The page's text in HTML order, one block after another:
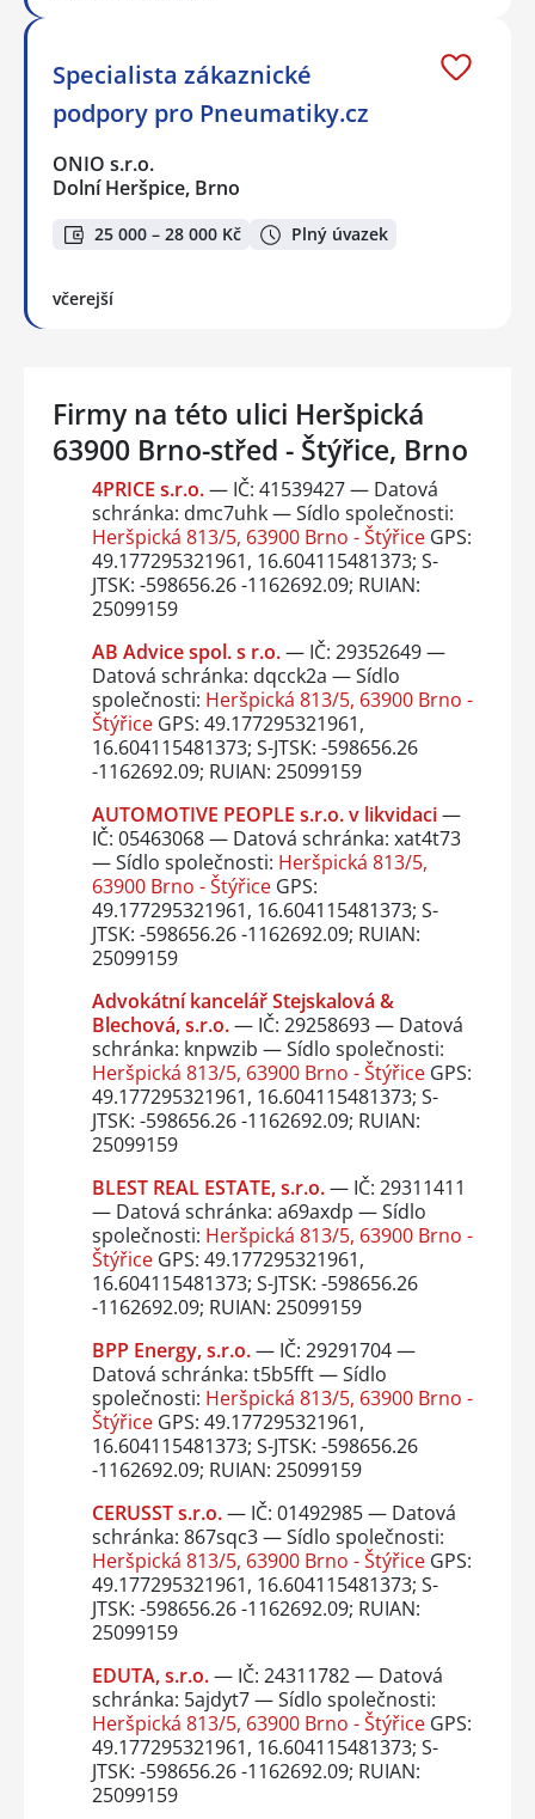
Specialista zákaznické
podpory pro Pneumatiky.cz
ONIO s.r.o.
Dolní Heršpice, Brno
25 000 – 28 000 Kč Plný úvazek
včerejší
Firmy na této ulici Heršpická
63900 Brno-střed - Štýřice, Brno
4PRICE s.r.o.— IČ: 41539427 — Datová
schránka: dmc7uhk — Sídlo společnosti:
Heršpická 813/5, 63900 Brno - ŠtýřiceGPS:
49.177295321961, 16.604115481373; S-
JTSK: -598656.26 -1162692.09; RUIAN:
25099159
AB Advice spol. s r.o.— IČ: 29352649 —
Datová schránka: dqcck2a — Sídlo
společnosti: Heršpická 813/5, 63900 Brno -
ŠtýřiceGPS: 49.177295321961,
16.604115481373; S-JTSK: -598656.26
-1162692.09; RUIAN: 25099159
AUTOMOTIVE PEOPLE s.r.o. v likvidaci—
IČ: 05463068 — Datová schránka: xat4t73
— Sídlo společnosti: Heršpická 813/5,
63900 Brno - ŠtýřiceGPS:
49.177295321961, 16.604115481373; S-
JTSK: -598656.26 -1162692.09; RUIAN:
25099159
Advokátní kancelář Stejskalová &
Blechová, s.r.o.— IČ: 29258693 — Datová
schránka: knpwzib — Sídlo společnosti:
Heršpická 813/5, 63900 Brno - ŠtýřiceGPS:
49.177295321961, 16.604115481373; S-
JTSK: -598656.26 -1162692.09; RUIAN:
25099159
BLEST REAL ESTATE, s.r.o.— IČ: 29311411
— Datová schránka: a69axdp — Sídlo
společnosti: Heršpická 813/5, 63900 Brno -
ŠtýřiceGPS: 49.177295321961,
16.604115481373; S-JTSK: -598656.26
-1162692.09; RUIAN: 25099159
BPP Energy, s.r.o.— IČ: 29291704 —
Datová schránka: t5b5fft — Sídlo
společnosti: Heršpická 813/5, 63900 Brno -
ŠtýřiceGPS: 49.177295321961,
16.604115481373; S-JTSK: -598656.26
-1162692.09; RUIAN: 25099159
CERUSST s.r.o.— IČ: 01492985 — Datová
schránka: 867sqc3 — Sídlo společnosti:
Heršpická 813/5, 63900 Brno - ŠtýřiceGPS:
49.177295321961, 16.604115481373; S-
JTSK: -598656.26 -1162692.09; RUIAN:
25099159
EDUTA, s.r.o.— IČ: 24311782 — Datová
schránka: 5ajdyt7 — Sídlo společnosti:
Heršpická 813/5, 63900 Brno - ŠtýřiceGPS:
49.177295321961, 16.604115481373; S-
JTSK: -598656.26 -1162692.09; RUIAN:
25099159